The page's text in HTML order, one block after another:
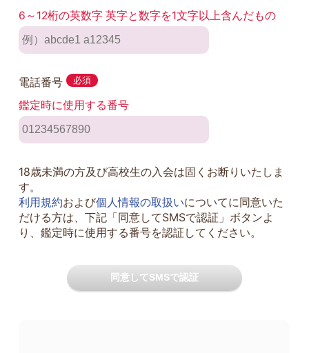
6～12桁の英数字 英字と数字を1文字以上含んだもの
電話番号 必須
鑑定時に使用する番号
18歳未満の方及び高校生の入会は固くお断りいたしま
す。
利用規約および個人情報の取扱いについてに同意いた
だける方は、下記「同意してSMSで認証」ボタンよ
り、鑑定時に使用する番号を認証してください。
同意してSMSで認証